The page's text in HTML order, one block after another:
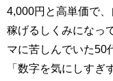
4,000円と高単価で
稼げるしくみになっ
マに苦しんでいた50
「数字を気にしすぎ